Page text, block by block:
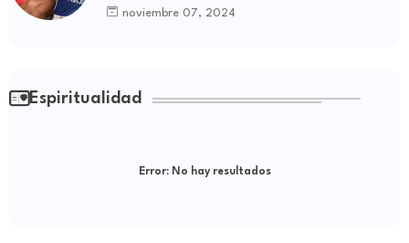
de Boyá
noviembre 07, 2024
Espiritualidad
Error:No hay resultados